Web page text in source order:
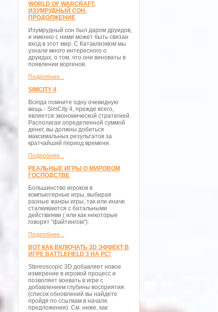
WORLD OF WARCRAFT.
ИЗУМРУДНЫЙ СОН.
ПРОДОЛЖЕНИЕ
Изумрудный сон был даром друидов,
и именно с ними может быть связан
вход в этот мир. С Катаклизмом мы
узнали много интересного о
друидах, о том, что они виноваты в
появлении воргенов.
Подробнее...
SIMCITY 4
Всегда помните одну очевидную
вещь - SimCity 4, прежде всего,
является экономической стратегией.
Располагая определенной суммой
денег, вы должны добиться
максимальных результатов за
кратчайший период времени.
Подробнее...
РЕАЛЬНЫЕ ИГРЫ О МИРОВОМ
ГОСПОДСТВЕ
Большинство игроков в
компьютерные игры, выбирая
разные жанры игры, так или иначе
сталкиваются с батальными
действиями ( или как некоторые
говорят "файтингом").
Подробнее...
ВОТ КАК ВКЛЮЧАТЬ 3D ЭФФЕКТ В
ИГРЕ BATTLEFIELD 3 НА PC!
Stereoscopic 3D добавляет новое
измерение в игровой процесс и
позволяет воевать в игре с
добавлением глубины восприятия
(список обновлений вы найдете
пройдя по ссылкам в начале
предложения). См. ниже, как